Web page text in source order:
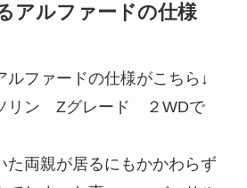
アルファードの仕様
ルファードの仕様がこちら↓
リン Zグレード ２WDで
た両親が居るにもかかわらず